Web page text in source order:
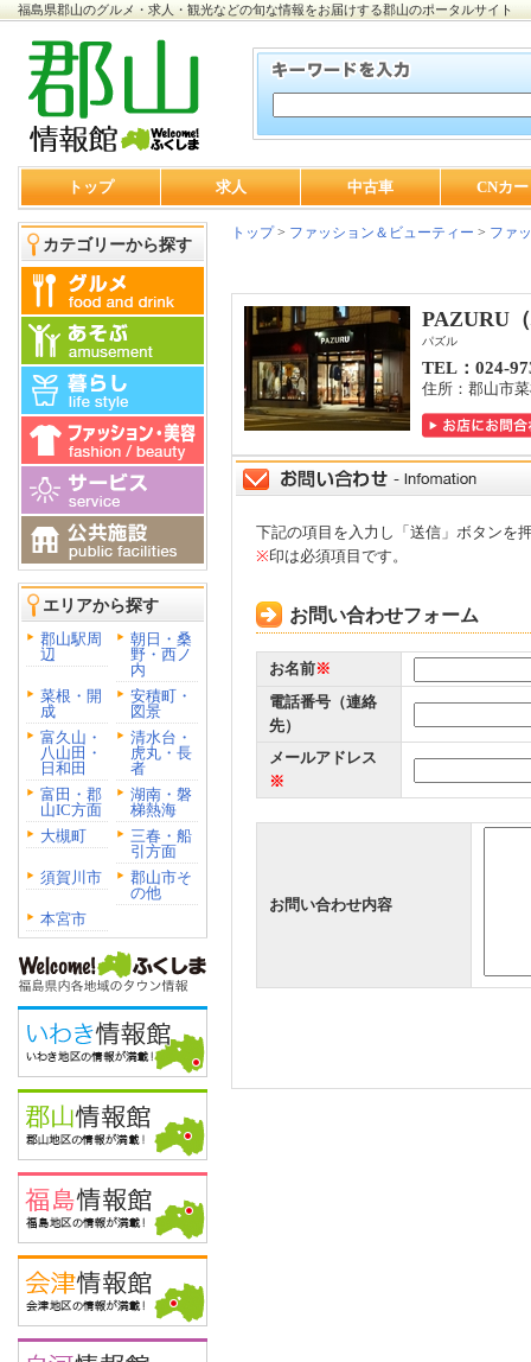
福島県郡山のグルメ・求人・観光などの旬な情報をお届けする郡山のポータルサイト
トップ 求人 中古車 CNカ
カテゴリーから探す
エリアから探す
郡山駅周
辺
朝日・桑
野・西ノ
内
菜根・開
成
安積町・
図景
富久山・
八山田・
日和田
清水台・
虎丸・長
者
富田・郡
山IC方面
湖南・磐
梯熱海
大槻町
三春・船
引方面
須賀川市
郡山市そ
の他
本宮市
トップ> ファッション＆ビューティー > ファ
PAZURU
パズル
TEL：024-
住所：郡山市
下記の項目を入力し「送信」ボタンを
※印は必須項目です。
お問い合わせフォーム
お名前※
電話番号（連絡
先）
メールアドレス
※
お問い合わせ内容